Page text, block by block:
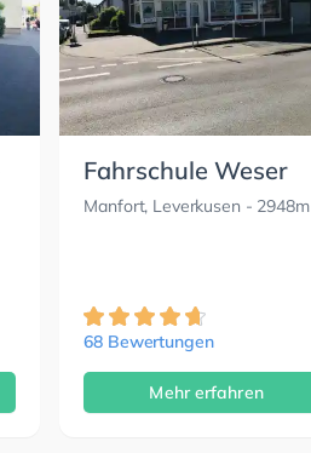
Fahrschule Weser
Manfort, Leverkusen - 2948m
68 Bewertungen
Mehr erfahren